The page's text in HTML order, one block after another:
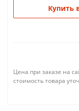
Купить
Цена при заказе на
стоимость товара